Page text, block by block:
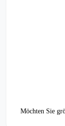
Möchten Sie